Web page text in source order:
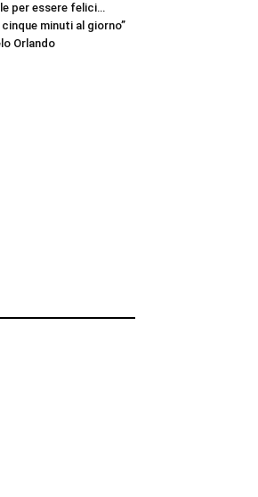
per essere felici…
cinque minuti al giorno”
Orlando